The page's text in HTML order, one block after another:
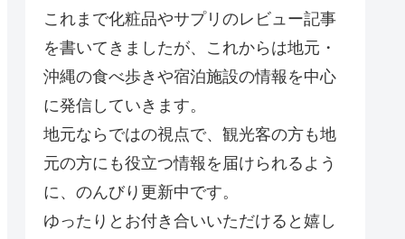
これまで化粧品やサプリのレビュー記事
を書いてきましたが、これからは地元・
沖縄の食べ歩きや宿泊施設の情報を中心
に発信していきます。
地元ならではの視点で、観光客の方も地
元の方にも役立つ情報を届けられるよう
に、のんびり更新中です。
ゆったりとお付き合いいただけると嬉し